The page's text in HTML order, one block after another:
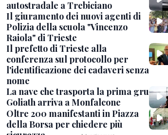
autostradale a Trebiciano
Il giuramento dei nuovi agenti di
Polizia della scuola "Vincenzo
Raiola" di Trieste
Il prefetto di Trieste alla
conferenza sul protocollo per
l'identificazione dei cadaveri senza
nome
La nave che trasporta la prima gru
Goliath arriva a Monfalcone
Oltre 200 manifestanti in Piazza
della Borsa per chiedere più